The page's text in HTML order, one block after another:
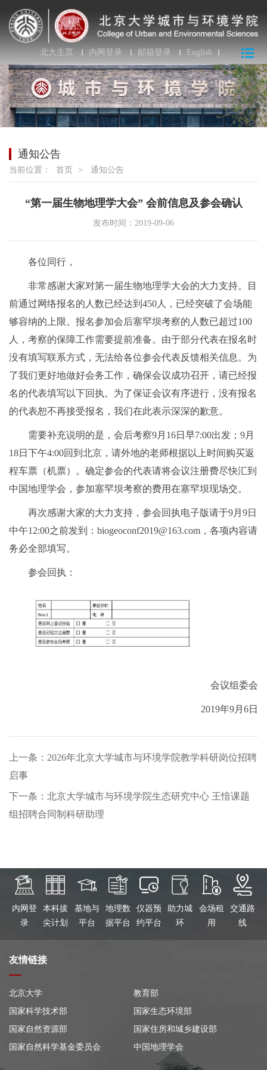
北大主页 内网登录 邮箱登录 English
通知公告
当前位置： 首页 > 通知公告
“第一届生物地理学大会” 会前信息及参会确认
发布时间：2019-09-06
各位同行，
非常感谢大家对第一届生物地理学大会的大力支持。目
前通过网络报名的人数已经达到450人，已经突破了会场能
够容纳的上限。报名参加会后塞罕坝考察的人数已超过100
人，考察的保障工作需要提前准备。由于部分代表在报名时
没有填写联系方式，无法给各位参会代表反馈相关信息。为
了我们更好地做好会务工作，确保会议成功召开，请已经报
名的代表填写以下回执。为了保证会议有序进行，没有报名
的代表恕不再接受报名，我们在此表示深深的歉意。
需要补充说明的是，会后考察9月16日早7:00出发；9月
18日下午4:00回到北京，请外地的老师根据以上时间购买返
程车票（机票）。确定参会的代表请将会议注册费尽快汇到
中国地理学会，参加塞罕坝考察的费用在塞罕坝现场交。
再次感谢大家的大力支持，参会回执电子版请于9月9日
中午12:00之前发到：biogeoconf2019@163.com，各项内容请
务必全部填写。
参会回执：
会议组委会
2019年9月6日
上一条：2026年北京大学城市与环境学院教学科研岗位招聘
启事
下一条：北京大学城市与环境学院生态研究中心 王愔课题
组招聘合同制科研助理
内网登
录
本科拔
尖计划
基地与
平台
地理数
据平台
仪器预
约平台
助力城
环
会场租
用
交通路
线
友情链接
北京大学
教育部
国家科学技术部
国家生态环境部
国家自然资源部
国家住房和城乡建设部
国家自然科学基金委员会
中国地理学会